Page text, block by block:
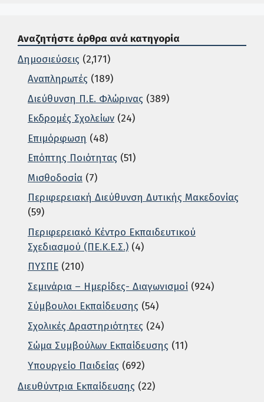
Αναζητήστε άρθρα ανά κατηγορία
Δημοσιεύσεις (2,171)
Αναπληρωτές (189)
Διεύθυνση Π.Ε. Φλώρινας (389)
Εκδρομές Σχολείων (24)
Επιμόρφωση (48)
Επόπτης Ποιότητας (51)
Μισθοδοσία (7)
Περιφερειακή Διεύθυνση Δυτικής Μακεδονίας
(59)
Περιφερειακό Κέντρο Εκπαιδευτικού
Σχεδιασμού (ΠΕ.Κ.Ε.Σ.) (4)
ΠΥΣΠΕ (210)
Σεμινάρια – Ημερίδες- Διαγωνισμοί (924)
Σύμβουλοι Εκπαίδευσης (54)
Σχολικές Δραστηριότητες (24)
Σώμα Συμβούλων Εκπαίδευσης (11)
Υπουργείο Παιδείας (692)
Διευθύντρια Εκπαίδευσης (22)